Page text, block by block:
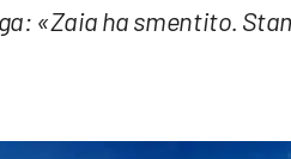
«Zaia ha smentito.